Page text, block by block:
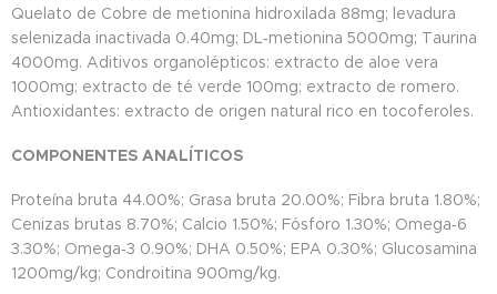
Quelato de Cobre de metionina hidroxilada 88mg; levadura
selenizada inactivada 0.40mg; DL‐metionina 5000mg; Taurina
4000mg. Aditivos organolépticos: extracto de aloe vera
1000mg; extracto de té verde 100mg; extracto de romero.
Antioxidantes: extracto de origen natural rico en tocoferoles.
COMPONENTES ANALÍTICOS
Proteína bruta 44.00%; Grasa bruta 20.00%; Fibra bruta 1.80%;
Cenizas brutas 8.70%; Calcio 1.50%; Fósforo 1.30%; Omega‐6
3.30%; Omega‐3 0.90%; DHA 0.50%; EPA 0.30%; Glucosamina
1200mg/kg; Condroitina 900mg/kg.